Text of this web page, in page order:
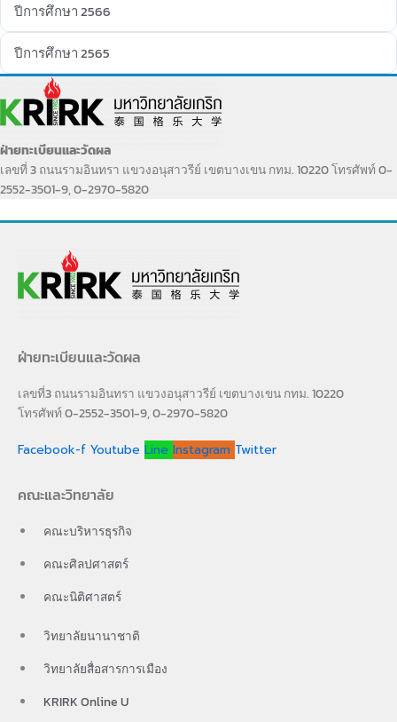
ปีการศึกษา 2566
ปีการศึกษา 2565
ฝ่ายทะเบียนและวัดผล
เลขที่ 3 ถนนรามอินทรา แขวงอนุสาวรีย์ เขตบางเขน กทม. 10220 โทรศัพท์ 0-
2552-3501-9, 0-2970-5820
ฝ่ายทะเบียนและวัดผล
เลขที่3 ถนนรามอินทรา แขวงอนุสาวรีย์ เขตบางเขน กทม. 10220
โทรศัพท์ 0-2552-3501-9, 0-2970-5820
Facebook-f Youtube Line Instagram Twitter
คณะและวิทยาลัย
คณะบริหารธุรกิจ
คณะศิลปศาสตร์
คณะนิติศาสตร์
วิทยาลัยนานาชาติ
วิทยาลัยสื่อสารการเมือง
KRIRK Online U